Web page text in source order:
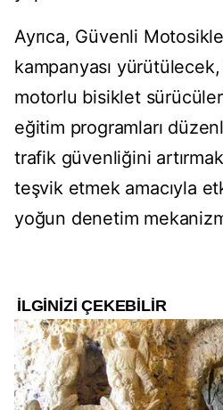
Ayrıca, Güvenli
kampanyası
motorlu bisiklet
eğitim programları
trafik güvenliğini
teşvik etmek amacıyla
yoğun denetim